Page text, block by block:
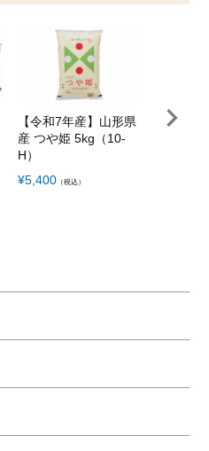
【令和7年産】山形県
産 つや姫 5kg（10-
H）
¥5,400 （税込）
【令和7